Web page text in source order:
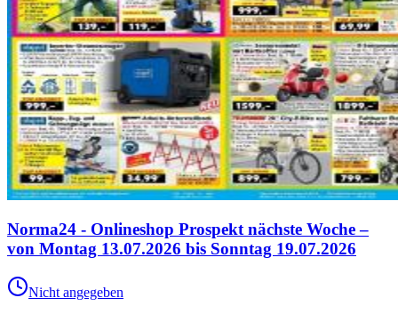
Norma24 - Onlineshop Prospekt nächste Woche –
von Montag 13.07.2026 bis Sonntag 19.07.2026
Nicht angegeben